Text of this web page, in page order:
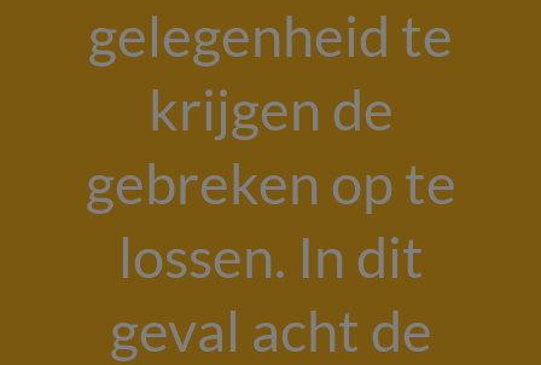
gelegenheid te
krijgen de
gebreken op te
lossen. In dit
geval acht de